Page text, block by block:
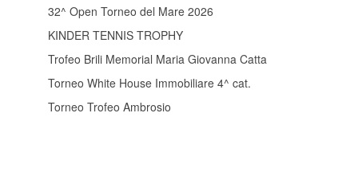
32^ Open Torneo del Mare 2026
KINDER TENNIS TROPHY
Trofeo Brili Memorial Maria Giovanna Catta
Torneo White House Immobiliare 4^ cat.
Torneo Trofeo Ambrosio